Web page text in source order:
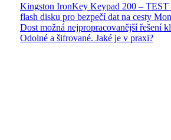
Kingston IronKey Keypad 200 –
flash disku pro bezpečí dat na cesty
Dost možná nejpropracovanější řešení
Odolné a šifrované. Jaké je v praxi?